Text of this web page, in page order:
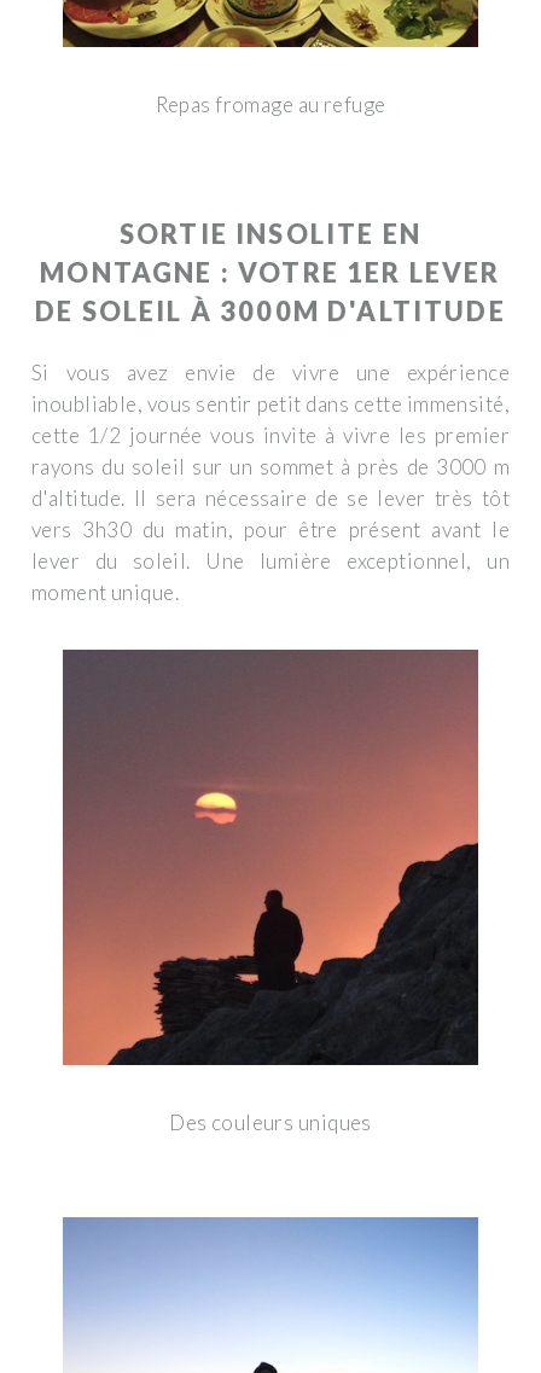
Repas fromage au refuge
SORTIE INSOLITE EN
MONTAGNE : VOTRE 1ER LEVER
DE SOLEIL À 3000M D'ALTITUDE
Si vous avez envie de vivre une expérience
inoubliable, vous sentir petit dans cette immensité,
cette 1/2 journée vous invite à vivre les premier
rayons du soleil sur un sommet à près de 3000 m
d'altitude. Il sera nécessaire de se lever très tôt
vers 3h30 du matin, pour être présent avant le
lever du soleil. Une lumière exceptionnel, un
moment unique.
Des couleurs uniques